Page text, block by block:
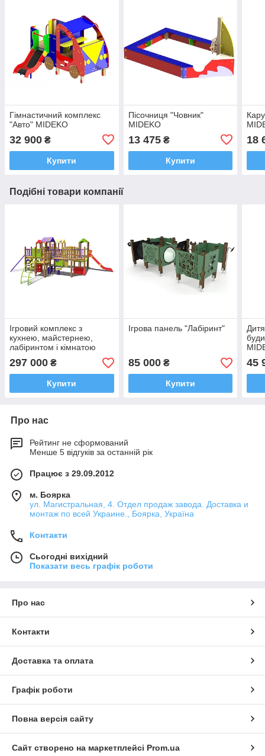
Гімнастичний комплекс
"Авто" MIDEKO
32 900 ₴
Купити
Пісочниця "Човник"
MIDEKO
13 475₴
Купити
18
Подібні товари компанії
Ігровий комплекс з
кухнею, майстернею,
лабіринтом і кімнатою
"Цитадель-NEW"
297 000 ₴
Купити
Ігрова панель "Лабіринт"
85 000₴
Купити
45
Про нас
Рейтинг не сформований
Менше 5 відгуків за останній рік
Працює з 29.09.2012
м. Боярка
ул. Магистральная, 4. Отдел продаж завода. Доставка и
монтаж по всей Украине., Боярка, Україна
Контакти
Сьогодні вихідний
Показати весь графік роботи
Про нас
Контакти
Доставка та оплата
Графік роботи
Повна версія сайту
Сайт створено на маркетплейсі Prom.ua